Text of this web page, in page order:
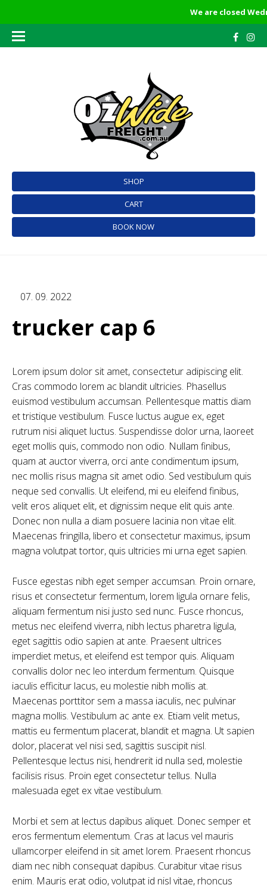
We are closed
SHOP
CART
BOOK NOW
07. 09. 2022
trucker cap 6
Lorem ipsum dolor sit amet, consectetur adipiscing elit.
Cras commodo lorem ac blandit ultricies. Phasellus
euismod vestibulum accumsan. Pellentesque mattis diam
et tristique vestibulum. Fusce luctus augue ex, eget
rutrum nisi aliquet luctus. Suspendisse dolor urna, laoreet
eget mollis quis, commodo non odio. Nullam finibus,
quam at auctor viverra, orci ante condimentum ipsum,
nec mollis risus magna sit amet odio. Sed vestibulum quis
neque sed convallis. Ut eleifend, mi eu eleifend finibus,
velit eros aliquet elit, et dignissim neque elit quis ante.
Donec non nulla a diam posuere lacinia non vitae elit.
Maecenas fringilla, libero et consectetur maximus, ipsum
magna volutpat tortor, quis ultricies mi urna eget sapien.
Fusce egestas nibh eget semper accumsan. Proin ornare,
risus et consectetur fermentum, lorem ligula ornare felis,
aliquam fermentum nisi justo sed nunc. Fusce rhoncus,
metus nec eleifend viverra, nibh lectus pharetra ligula,
eget sagittis odio sapien at ante. Praesent ultrices
imperdiet metus, et eleifend est tempor quis. Aliquam
convallis dolor nec leo interdum fermentum. Quisque
iaculis efficitur lacus, eu molestie nibh mollis at.
Maecenas porttitor sem a massa iaculis, nec pulvinar
magna mollis. Vestibulum ac ante ex. Etiam velit metus,
mattis eu fermentum placerat, blandit et magna. Ut sapien
dolor, placerat vel nisi sed, sagittis suscipit nisl.
Pellentesque lectus nisi, hendrerit id nulla sed, molestie
facilisis risus. Proin eget consectetur tellus. Nulla
malesuada eget ex vitae vestibulum.
Morbi et sem at lectus dapibus aliquet. Donec semper et
eros fermentum elementum. Cras at lacus vel mauris
ullamcorper eleifend in sit amet lorem. Praesent rhoncus
diam nec nibh consequat dapibus. Curabitur vitae risus
enim. Mauris erat odio, volutpat id nisl vitae, rhoncus